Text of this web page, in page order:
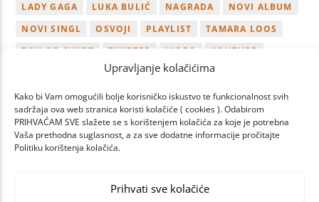
Upravljanje kolačićima
Kako bi Vam omogućili bolje korisničko iskustvo te funkcionalnost svih
sadržaja ova web stranica koristi kolačiće ( cookies ). Odabirom
PRIHVAĆAM SVE slažete se s korištenjem kolačića za koje je potrebna
Vaša prethodna suglasnost, a za sve dodatne informacije pročitajte
Politiku korištenja kolačića.
Prihvati sve kolačiće
LADY GAGA
LUKA BULIĆ NAGRADA
NOVI ALBUM
NOVI SINGL
OSVOJI PLAYLIST
TAMARA LOOS
TAYLOR SWIFT
TWITTER VIDEO
YOUTUBE